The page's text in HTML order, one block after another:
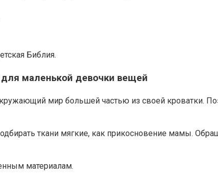
Библия.
маленькой девочки вещей
мир большей частью из своей кроватки.
ткани мягкие, как прикосновение мамы.
материалам.